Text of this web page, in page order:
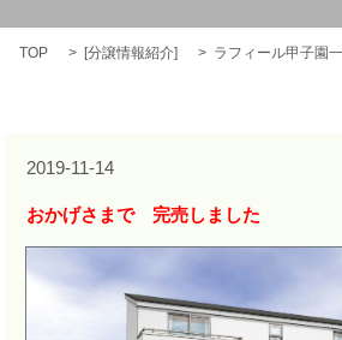
TOP [分譲情報紹介] ラフィール甲子園
2019-11-14
おかげさまで 完売しました